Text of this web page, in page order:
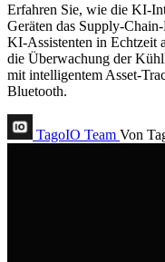
Erfahren Sie, wie die KI-
Geräten das Supply-
KI-Assistenten in Echtzeit
die Überwachung der
mit intelligentem Asset-
Bluetooth.
TagoIO Team Von